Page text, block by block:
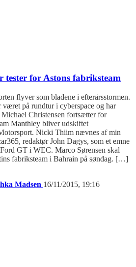
tester for Astons fabriksteam
flyver som bladene i efterårsstormen.
på rundtur i cyberspace og har
Christensen fortsætter for
Manthley bliver udskiftet
Nicki Thiim nævnes af min
redaktør John Dagys, som et emne
GT i WEC. Marco Sørensen skal
fabriksteam i Bahrain på søndag. […]
Madsen 16/11/2015, 19:16